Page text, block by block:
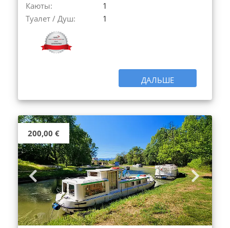
Каюты:
1
Туалет / Душ:
1
ДАЛЬШЕ
200,00 €
Previous Next